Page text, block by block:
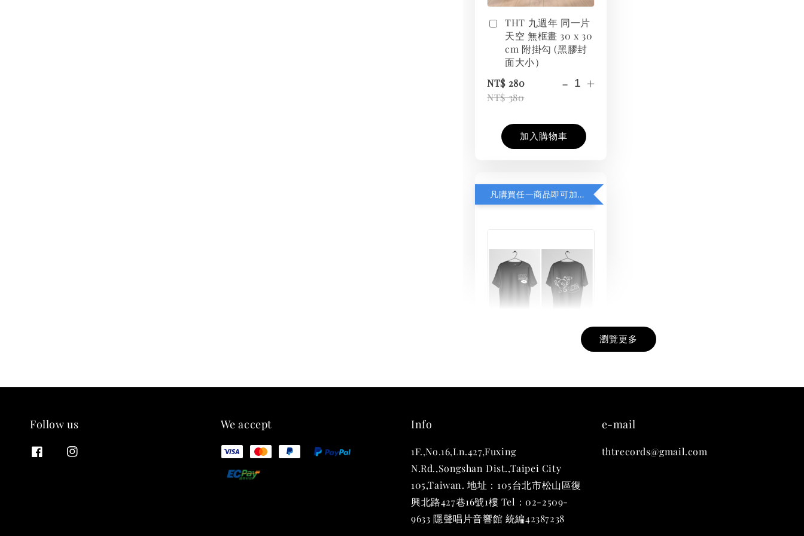
THT 九週年 同一片
天空 無框畫 30 x 30
cm 附掛勾 (黑膠封
面大小）
NT$ 280
NT$ 380
- +
加入購物車
凡購買任一商品即可加購 THT 九週年紀念 T-shirt
THT 九週年紀念 T-
瀏覽更多
Follow us We accept Info
1F.,No.16,Ln.427,Fuxing
N.Rd.,Songshan Dist.,Taipei City
105,Taiwan. 地址：105台北市松山區復
興北路427巷16號1樓 Tel：02-2509-
9633 隱聲唱片音響館 統編42387238
e-mail
thtrecords@gmail.com